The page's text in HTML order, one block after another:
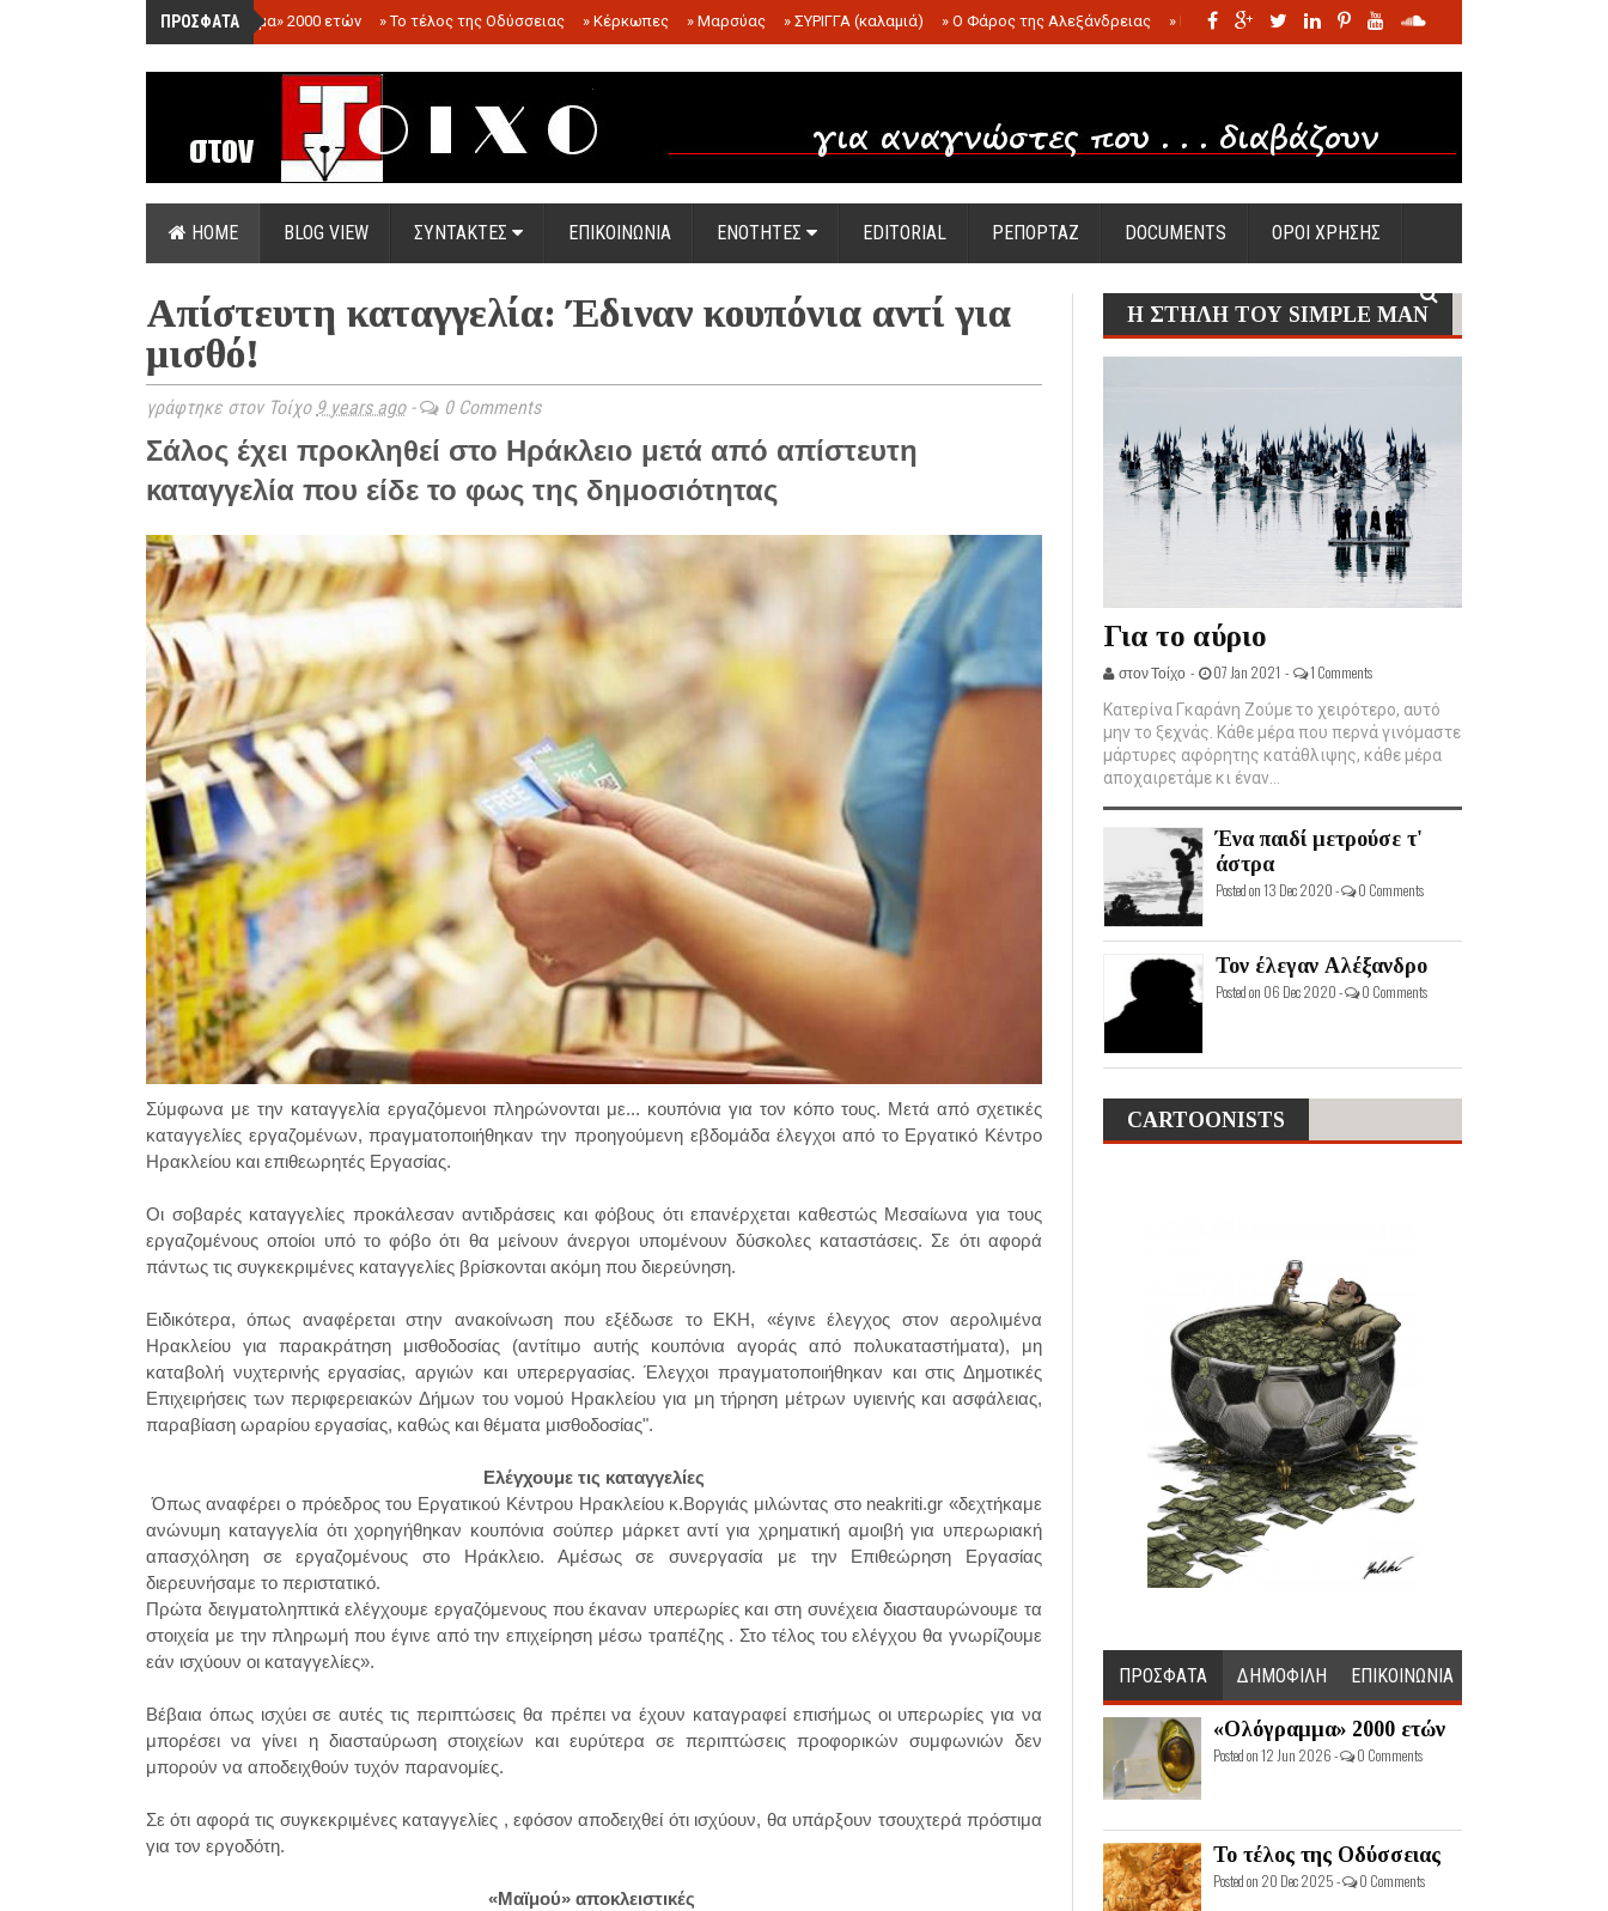
ΠΡΟΣΦΑΤΑ
»«Ολόγραμμα» 2000 ετών »Το τέλος της Οδύσσειας » Κέρκωπες » Μαρσύας » ΣΥΡΙΓΓΑ (καλαμιά) » Ο Φάρος της Αλεξάνδρειας » Η σφαγή των νηπίων της Σάντας
.
HOME BLOG VIEW ΣΥΝΤΑΚΤΕΣ ΕΠΙΚΟΙΝΩΝΙΑ ΕΝΟΤΗΤΕΣ EDITORIAL ΡΕΠΟΡΤΑΖ DOCUMENTS ΟΡΟΙ ΧΡΗΣΗΣ
Απίστευτη καταγγελία: Έδιναν κουπόνια αντί για
μισθό!
γράφτηκε στον Τοίχο 9 years ago- 0 Comments
Σάλος έχει προκληθεί στο Ηράκλειο μετά από απίστευτη
καταγγελία που είδε το φως της δημοσιότητας
Σύμφωνα με την καταγγελία εργαζόμενοι πληρώνονται με... κουπόνια για τον κόπο τους. Μετά από σχετικές
καταγγελίες εργαζομένων, πραγματοποιήθηκαν την προηγούμενη εβδομάδα έλεγχοι από το Εργατικό Κέντρο
Ηρακλείου και επιθεωρητές Εργασίας.
Οι σοβαρές καταγγελίες προκάλεσαν αντιδράσεις και φόβους ότι επανέρχεται καθεστώς Μεσαίωνα για τους
εργαζομένους οποίοι υπό το φόβο ότι θα μείνουν άνεργοι υπομένουν δύσκολες καταστάσεις. Σε ότι αφορά
πάντως τις συγκεκριμένες καταγγελίες βρίσκονται ακόμη που διερεύνηση.
Ειδικότερα, όπως αναφέρεται στην ανακοίνωση που εξέδωσε το ΕΚΗ, «έγινε έλεγχος στον αερολιμένα
Ηρακλείου για παρακράτηση μισθοδοσίας (αντίτιμο αυτής κουπόνια αγοράς από πολυκαταστήματα), μη
καταβολή νυχτερινής εργασίας, αργιών και υπερεργασίας. Έλεγχοι πραγματοποιήθηκαν και στις Δημοτικές
Επιχειρήσεις των περιφερειακών Δήμων του νομού Ηρακλείου για μη τήρηση μέτρων υγιεινής και ασφάλειας,
παραβίαση ωραρίου εργασίας, καθώς και θέματα μισθοδοσίας".
Ελέγχουμε τις καταγγελίες
Όπως αναφέρει ο πρόεδρος του Εργατικού Κέντρου Ηρακλείου κ.Βοργιάς μιλώντας στο neakriti.gr «δεχτήκαμε
ανώνυμη καταγγελία ότι χορηγήθηκαν κουπόνια σούπερ μάρκετ αντί για χρηματική αμοιβή για υπερωριακή
απασχόληση σε εργαζομένους στο Ηράκλειο. Αμέσως σε συνεργασία με την Επιθεώρηση Εργασίας
διερευνήσαμε το περιστατικό.
Πρώτα δειγματοληπτικά ελέγχουμε εργαζόμενους που έκαναν υπερωρίες και στη συνέχεια διασταυρώνουμε τα
στοιχεία με την πληρωμή που έγινε από την επιχείρηση μέσω τραπέζης . Στο τέλος του ελέγχου θα γνωρίζουμε
εάν ισχύουν οι καταγγελίες».
Βέβαια όπως ισχύει σε αυτές τις περιπτώσεις θα πρέπει να έχουν καταγραφεί επισήμως οι υπερωρίες για να
μπορέσει να γίνει η διασταύρωση στοιχείων και ευρύτερα σε περιπτώσεις προφορικών συμφωνιών δεν
μπορούν να αποδειχθούν τυχόν παρανομίες.
Σε ότι αφορά τις συγκεκριμένες καταγγελίες , εφόσον αποδειχθεί ότι ισχύουν, θα υπάρξουν τσουχτερά πρόστιμα
για τον εργοδότη.
«Μαϊμού» αποκλειστικές
Η ΣΤΗΛΗ ΤΟΥ SIMPLE MAN
Για το αύριο
στον Τοίχο - 07 Jan 2021 - 1 Comments
Κατερίνα Γκαράνη Ζούμε το χειρότερο, αυτό
μην το ξεχνάς. Κάθε μέρα που περνά γινόμαστε
μάρτυρες αφόρητης κατάθλιψης, κάθε μέρα
αποχαιρετάμε κι έναν...
Ένα παιδί μετρούσε τ'
άστρα
Posted on 13 Dec 2020 - 0 Comments
Τον έλεγαν Αλέξανδρο
Posted on 06 Dec 2020 - 0 Comments
CARTOONISTS
ΠΡΟΣΦΑΤΑ ΔΗΜΟΦΙΛΗ ΕΠΙΚΟΙΝΩΝΙΑ
«Ολόγραμμα» 2000 ετών
Posted on 12 Jun 2026 - 0 Comments
Το τέλος της Οδύσσειας
Posted on 20 Dec 2025 - 0 Comments